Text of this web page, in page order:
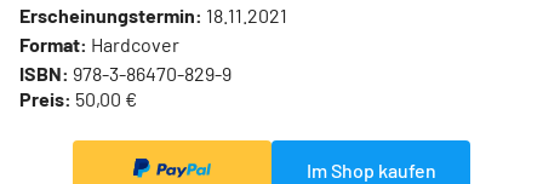
Erscheinungstermin: 18.11.2021
Format: Hardcover
ISBN: 978-3-86470-829-9
Preis: 50,00 €
Im Shop kaufen